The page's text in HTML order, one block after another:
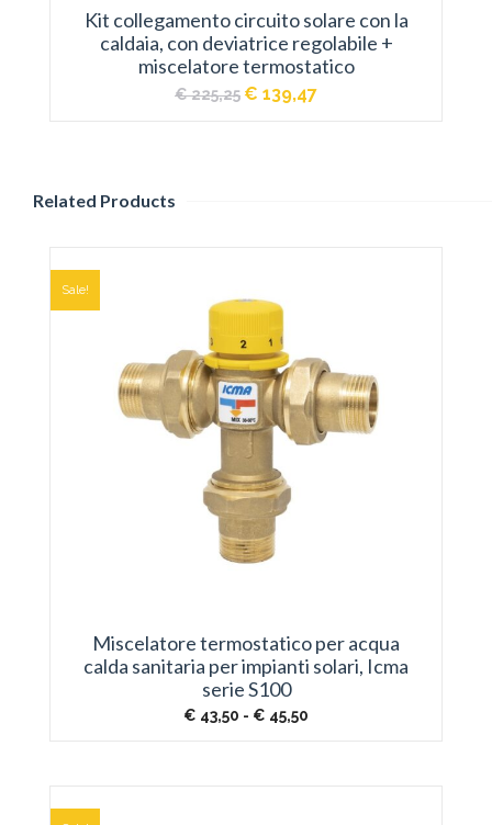
Kit collegamento circuito solare con la
caldaia, con deviatrice regolabile +
miscelatore termostatico
€225,25 Il
prezzo
€ 139,47Il
Related Products
Sale!
Miscelatore termostatico per acqua
calda sanitaria per impianti solari, Icma
serie S100
€ 43,50 - € 45,50